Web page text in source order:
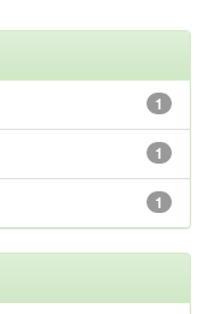
1
1
1